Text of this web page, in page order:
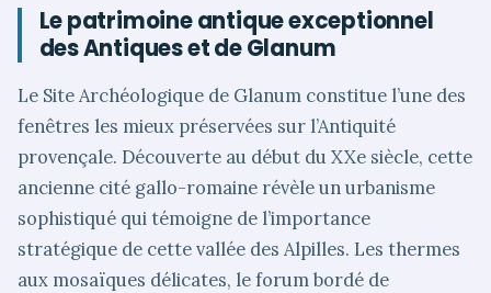
Le patrimoine antique exceptionnel
des Antiques et de Glanum
Le Site Archéologique de Glanum constitue l’une des
fenêtres les mieux préservées sur l’Antiquité
provençale. Découverte au début du XXe siècle, cette
ancienne cité gallo-romaine révèle un urbanisme
sophistiqué qui témoigne de l’importance
stratégique de cette vallée des Alpilles. Les thermes
aux mosaïques délicates, le forum bordé de